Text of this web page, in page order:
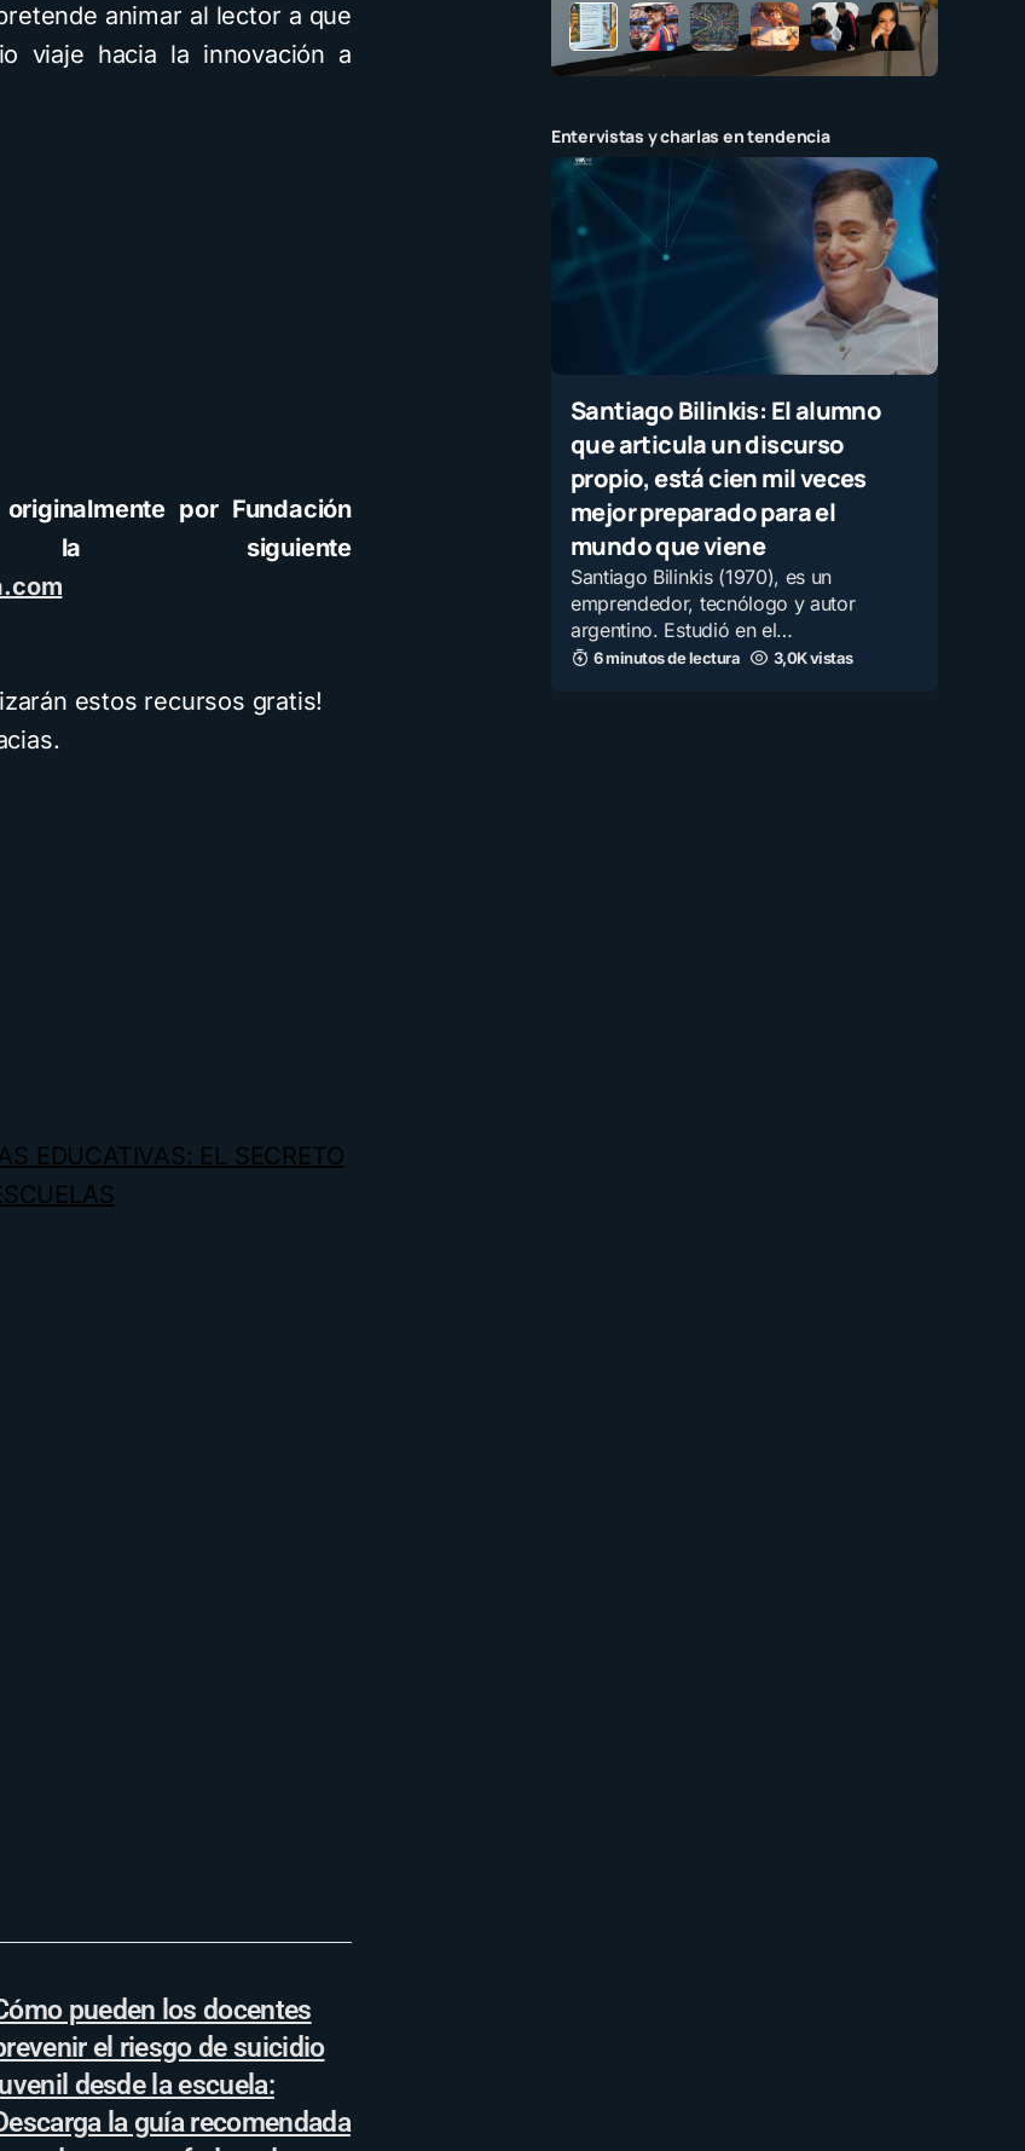
animar al lector a que
viaje hacia la innovación a
por Fundación
siguiente
estos recursos gratis!
EDUCATIVAS: EL SECRETO
pueden los docentes
el riesgo de suicidio
desde la escuela:
la guía recomendada
Entervistas y charlas en tendencia
Santiago Bilinkis: El alumno
que articula un discurso
propio, está cien mil veces
mejor preparado para el
mundo que viene
Santiago Bilinkis (1970), es un
emprendedor, tecnólogo y autor
argentino. Estudió en el…
6 minutos de lectura 3,0K vistas